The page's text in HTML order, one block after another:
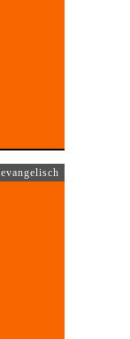
evangelisch